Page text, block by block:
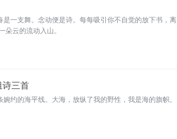
是一支舞。念动便是诗。每每吸引你不自觉的放下书，离
朵云的流动入山。
三首
约的海平线。大海，放纵了我的野性，我是海的旗帜。